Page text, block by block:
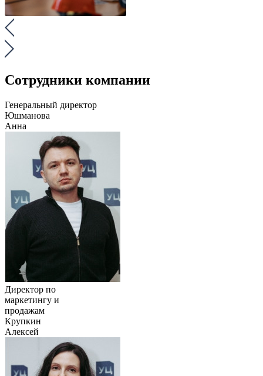
Сотрудники компании
Генеральный директор
Юшманова
Анна
Директор по
маркетингу и
продажам
Крупкин
Алексей